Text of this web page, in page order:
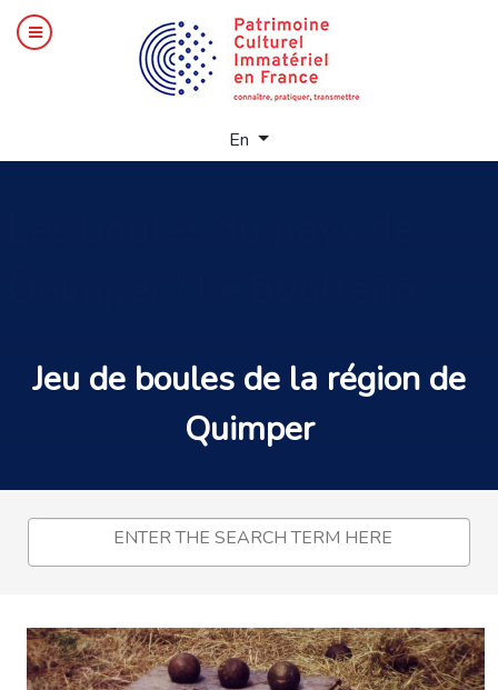
En
Jeu de boules de la région de
Quimper